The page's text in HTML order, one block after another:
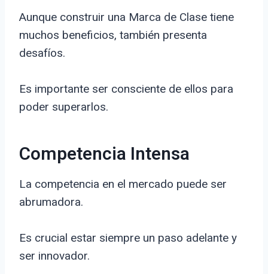
Aunque construir una Marca de Clase tiene
muchos beneficios, también presenta
desafíos.
Es importante ser consciente de ellos para
poder superarlos.
Competencia Intensa
La competencia en el mercado puede ser
abrumadora.
Es crucial estar siempre un paso adelante y
ser innovador.